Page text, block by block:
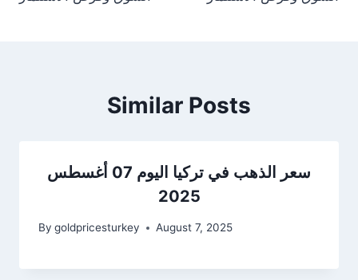
Similar Posts
سعر الذهب في تركيا اليوم 07 أغسطس
2025
By goldpricesturkey August 7, 2025